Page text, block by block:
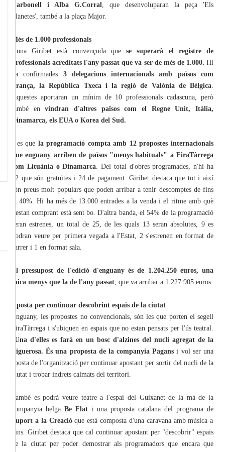
Carbonell i Alba G.Corral
, que desenvoluparan la peça 'Els
Planetes', també a la plaça Major.
Més de 1.000 professionals
Anna Giribet està convençuda quese superarà el registre de
professionals acreditats l'any passat que va ser de més de 1.000. Hi
ha confirmades 3 delegacions internacionals amb països com
França, la República Txeca i la regió de Valònia de Bèlgica
Aquestes aportaran un mínim de 10 professionals cadascuna, però
també envindran d'altres països com el Regne Unit, Itàlia,
Dinamarca, els EUA o Korea del Sud.
I es que la programació compta amb 12 propostes internacionals
que enguany arriben de països "menys habituals" a FiraTàrrega
com Lituània o Dinamarca . Del total d'obres programades, n'hi ha
22 que són gratuïtes i 24 de pagament. Giribet destaca que tot i així
són preus molt populars que poden arribar a tenir descomptes de fins
al 40%. Hi ha més de 13.000 entrades a la venda i el ritme amb què
s'estan comprant està sent bo. D'altra banda, el 54% de la programació
seran estrenes, un total de 25, de les quals 13 seran absolutes, 9 es
podran veure per primera vegada a l'Estat, 2 s'estrenen en format de
carrer i 1 en format sala.
El pressupost de l'edició d'enguany és de 1.204.250 euros, una
mica menys que la de l'any passat , que va arribar a 1.227.905 euros.
Aposta per continuar descobrint espais de la ciutat
Enguany, les propostes no convencionals, són les que porten el segell
FiraTàrrega i s'ubiquen en espais que no estan pensats per l'ús teatral.
Una d'elles es farà en un bosc d'alzines del nucli agregat de la
Figuerosa. És una proposta de la companyia Pagansi vol ser una
aposta de l'organització per continuar apostant per sortir del nucli de la
ciutat i trobar indrets calmats del territori.
També es podrà veure teatre a l'espai del Guixanet de la mà de la
companyia belga Be Flat i una proposta catalana del programa de
Suport a la Creacióque està composta d'una caravana amb música a
dins. Giribet destaca que cal continuar apostant per "descobrir" espais
de la ciutat per poder demostrar als programadors que encara que